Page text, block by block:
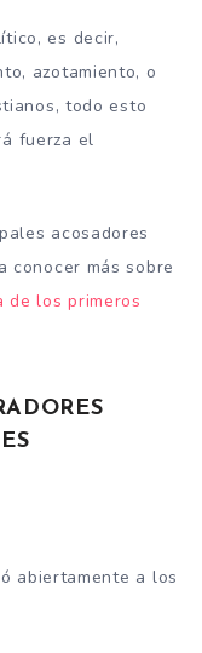
es decir,
azotamiento, o
todo esto
fuerza el
acosadores
conocer más sobre
de los primeros
abiertamente a los